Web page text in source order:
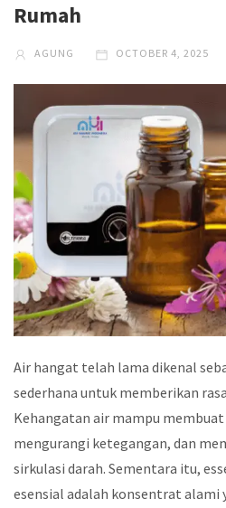
Rumah
AGUNG OCTOBER 4, 2025
Air hangat telah lama dikenal
sederhana untuk memberikan
Kehangatan air mampu
mengurangi ketegangan, dan
sirkulasi darah. Sementara itu,
esensial adalah konsentrat alami